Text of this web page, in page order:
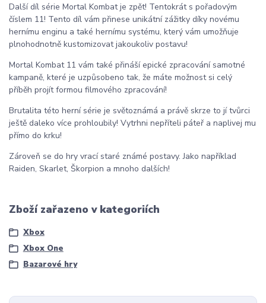
Další díl série Mortal Kombat je zpět! Tentokrát s pořadovým
číslem 11! Tento díl vám přinese unikátní zážitky díky novému
hernímu enginu a také hernímu systému, který vám umožňuje
plnohodnotně kustomizovat jakoukoliv postavu!
Mortal Kombat 11 vám také přináší epické zpracování samotné
kampaně, které je uzpůsobeno tak, že máte možnost si celý
příběh projít formou filmového zpracování!
Brutalita této herní série je světoznámá a právě skrze to jí tvůrci
ještě daleko více prohloubily! Vytrhni nepříteli páteř a naplivej mu
přímo do krku!
Zároveň se do hry vrací staré známé postavy. Jako například
Raiden, Skarlet, Škorpion a mnoho dalších!
Zboží zařazeno v kategoriích
Xbox
Xbox One
Bazarové hry